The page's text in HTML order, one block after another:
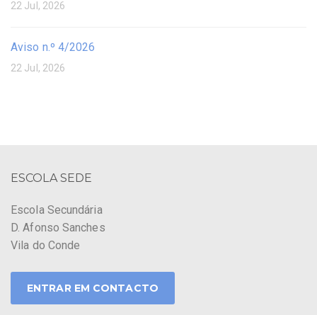
22 Jul, 2026
Aviso n.º 4/2026
22 Jul, 2026
ESCOLA SEDE
Escola Secundária
D. Afonso Sanches
Vila do Conde
ENTRAR EM CONTACTO